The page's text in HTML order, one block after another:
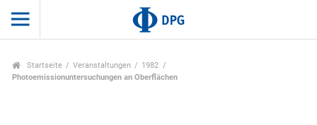
Startseite Veranstaltungen
1982
Photoemissionuntersuchungen an Oberflächen